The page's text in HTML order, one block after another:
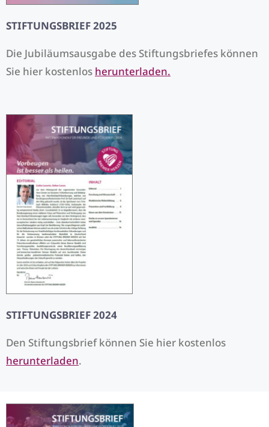
STIFTUNGSBRIEF 2025
Die Jubiläumsausgabe des Stiftungsbriefes können
Sie hier kostenlos herunterladen.
STIFTUNGSBRIEF 2024
Den Stiftungsbrief können Sie hier kostenlos
herunterladen.